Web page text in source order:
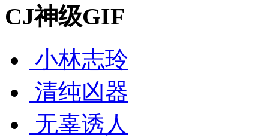
CJ神级GIF
小林志玲
清纯凶器
无辜诱人